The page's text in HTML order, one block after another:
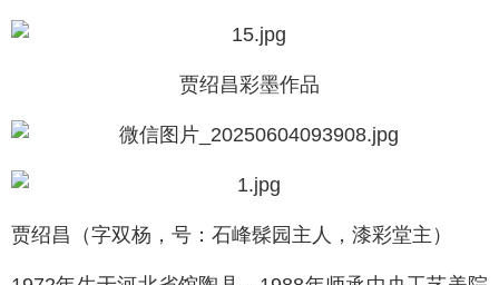
贾绍昌彩墨作品
贾绍昌（字双杨，号：石峰髹园主人，漆彩堂主）